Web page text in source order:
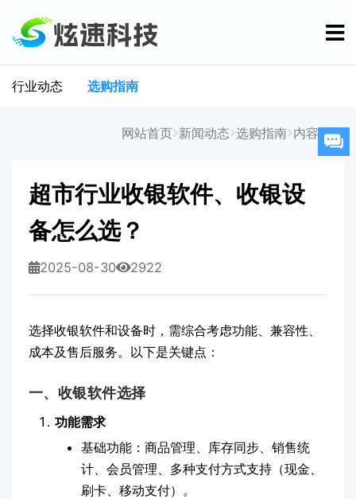
行业动态 选购指南
网站首页 新闻动态 选购指南 内容详情
超市行业收银软件、收银设
备怎么选？
2025-08-30 2922
选择收银软件和设备时，需综合考虑功能、兼容性、
成本及售后服务。以下是关键点：
一、收银软件选择
功能需求
基础功能：商品管理、库存同步、销售统
计、会员管理、多种支付方式支持（现金、
刷卡、移动支付）。